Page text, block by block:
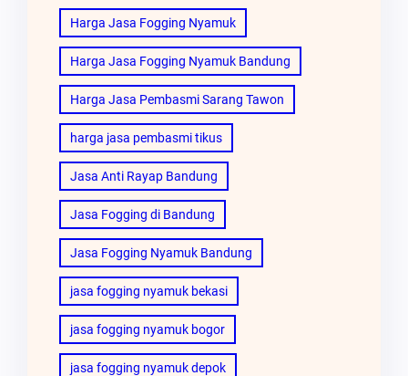
Harga Jasa Fogging Nyamuk
Harga Jasa Fogging Nyamuk Bandung
Harga Jasa Pembasmi Sarang Tawon
harga jasa pembasmi tikus
Jasa Anti Rayap Bandung
Jasa Fogging di Bandung
Jasa Fogging Nyamuk Bandung
jasa fogging nyamuk bekasi
jasa fogging nyamuk bogor
jasa fogging nyamuk depok